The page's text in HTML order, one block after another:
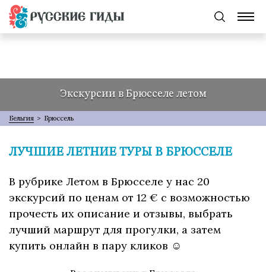
Экскурсии в Брюсселе летом
Бельгия > Брюссель
ЛУЧШИЕ ЛЕТНИЕ ТУРЫ В БРЮССЕЛЕ
В рубрике Летом в Брюсселе у нас 20
экскурсий по ценам от 12 € с возможностью
прочесть их описание и отзывы, выбрать
лучший маршрут для прогулки, а затем
купить онлайн в пару кликов ☺